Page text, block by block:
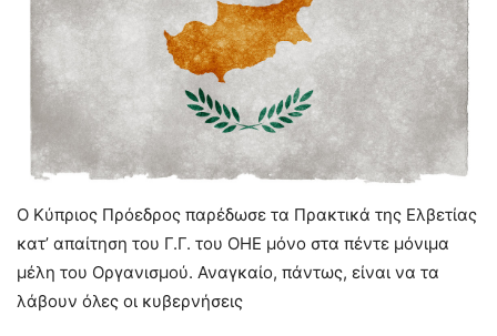
Ο Κύπριος Πρόεδρος παρέδωσε τα Πρακτικά της Ελβετίας
κατ’ απαίτηση του Γ.Γ. του ΟΗΕ μόνο στα πέντε μόνιμα
μέλη του Οργανισμού. Αναγκαίο, πάντως, είναι να τα
λάβουν όλες οι κυβερνήσεις